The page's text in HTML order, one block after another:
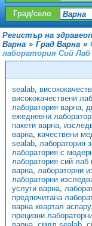
Град/село
Регистър на
Варна » Град Варна »
лаборатория Сий
sealab,
висококачествени
лаборатория варна,
ежедневни
пакети варна,
варна, качествени
sealab, лаборатория
лаборатория с
лаборатория сий лаб
варна, лабораторни
лабораторни
услуги варна,
предпочитана
варна квартал
прецизни